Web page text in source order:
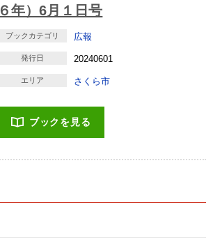
６年）6月１日号
ブックカテゴリ 広報
発行日 20240601
エリア さくら市
ブックを見る